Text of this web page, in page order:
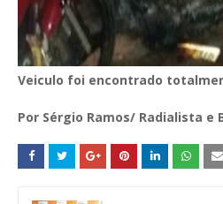
Veiculo foi encontrado
Por Sérgio Ramos/ Radialista e